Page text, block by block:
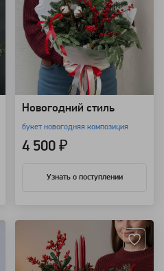
Новогодний стиль
букет новогодняя композиция
4 500 ₽
Узнать о поступлении